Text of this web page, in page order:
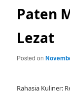
Paten
Lezat
Posted on
Rahasia Kuliner: